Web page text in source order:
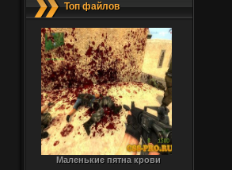
Топ файлов
Маленькие пятна крови